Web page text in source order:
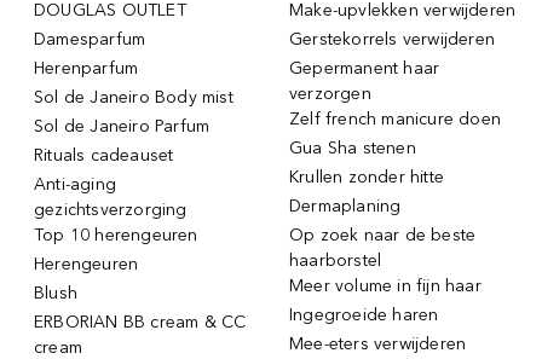
DOUGLAS OUTLET
Damesparfum
Herenparfum
Sol de Janeiro Body mist
Sol de Janeiro Parfum
Rituals cadeauset
Anti-aging
gezichtsverzorging
Top 10 herengeuren
Herengeuren
Blush
ERBORIAN BB cream & CC
cream
Make-upvlekken verwijderen
Gerstekorrels verwijderen
Gepermanent haar
verzorgen
Zelf french manicure doen
Gua Sha stenen
Krullen zonder hitte
Dermaplaning
Op zoek naar de beste
haarborstel
Meer volume in fijn haar
Ingegroeide haren
Mee-eters verwijderen